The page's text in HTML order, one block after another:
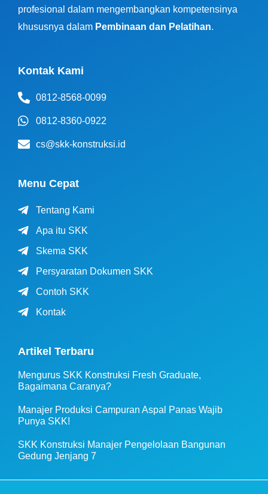
profesional dalam mengembangkan kompetensinya
khususnya dalam Pembinaan dan Pelatihan.
Kontak Kami
0812-8568-0099
0812-8360-0922
cs@skk-konstruksi.id
Menu Cepat
Tentang Kami
Apa itu SKK
Skema SKK
Persyaratan Dokumen SKK
Contoh SKK
Kontak
Artikel Terbaru
Mengurus SKK Konstruksi Fresh Graduate,
Bagaimana Caranya?
Manajer Produksi Campuran Aspal Panas Wajib
Punya SKK!
SKK Konstruksi Manajer Pengelolaan Bangunan
Gedung Jenjang 7